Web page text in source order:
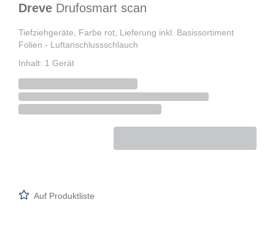
Dreve Drufosmart scan
Tiefziehgeräte, Farbe rot, Lieferung inkl. Basissortiment
Folien - Luftanschlussschlauch
Inhalt: 1 Gerät
Auf Produktliste